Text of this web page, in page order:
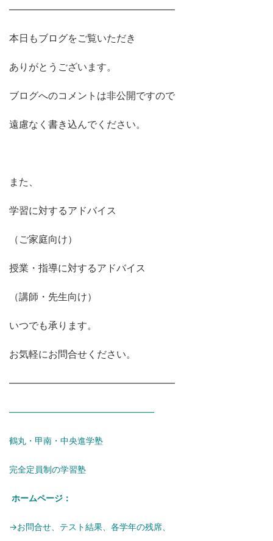
―――――――――――――――――
本日もブログをご覧いただき
ありがとうございます。
ブログへのコメントは非公開ですので
遠慮なく書き込んでください。
また、
学習に対するアドバイス
（ご家庭向け）
授業・指導に対するアドバイス
（講師・先生向け）
いつでも承ります。
お気軽にお問合せください。
―――――――――――――――――
―――――――――――――――――
鶴丸・甲南・中央進学塾
完全定員制の学習塾
ホームページ：
→お問合せ、テスト結果、各学年の残席、